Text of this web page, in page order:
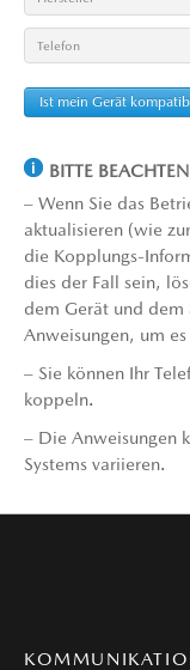
Ist mein Gerät
BITTE
– Wenn Sie das
aktualisieren (wie
die Kopplungs-
dies der Fall sein,
dem Gerät und dem
Anweisungen, um
– Sie können Ihr
koppeln.
– Die Anweisungen
Systems variieren.